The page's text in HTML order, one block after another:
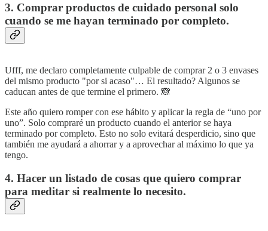
3. Comprar productos de cuidado personal solo
cuando se me hayan terminado por completo.
Ufff, me declaro completamente culpable de comprar 2 o 3 envases
del mismo producto "por si acaso"… El resultado? Algunos se
caducan antes de que termine el primero. 🙈
Este año quiero romper con ese hábito y aplicar la regla de “uno por
uno”. Solo compraré un producto cuando el anterior se haya
terminado por completo. Esto no solo evitará desperdicio, sino que
también me ayudará a ahorrar y a aprovechar al máximo lo que ya
tengo.
4. Hacer un listado de cosas que quiero comprar
para meditar si realmente lo necesito.